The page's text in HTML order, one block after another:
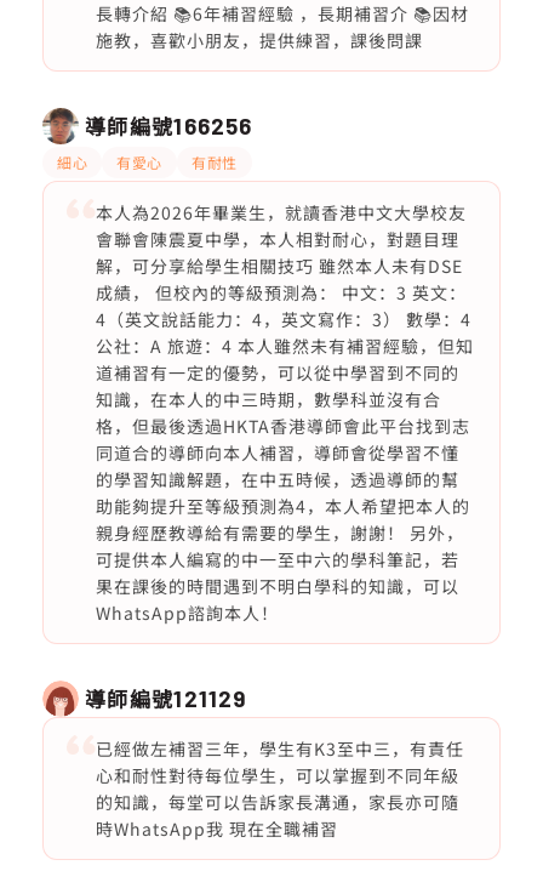
長轉介紹 📚6年補習經驗 ，長期補習介 📚因材
施教，喜歡小朋友，提供練習，課後問課
導師編號166256
細心 有愛心 有耐性
本人為2026年畢業生，就讀香港中文大學校友
會聯會陳震夏中學，本人相對耐心，對題目理
解，可分享給學生相關技巧 雖然本人未有DSE
成績， 但校內的等級預測為： 中文：3 英文：
4（英文說話能力：4，英文寫作：3） 數學：4
公社：A 旅遊：4 本人雖然未有補習經驗，但知
道補習有一定的優勢，可以從中學習到不同的
知識，在本人的中三時期，數學科並沒有合
格，但最後透過HKTA香港導師會此平台找到志
同道合的導師向本人補習，導師會從學習不懂
的學習知識解題，在中五時候，透過導師的幫
助能夠提升至等級預測為4，本人希望把本人的
親身經歷教導給有需要的學生，謝謝！ 另外，
可提供本人編寫的中一至中六的學科筆記，若
果在課後的時間遇到不明白學科的知識，可以
WhatsApp諮詢本人！
導師編號121129
已經做左補習三年，學生有K3至中三，有責任
心和耐性對待每位學生，可以掌握到不同年級
的知識，每堂可以告訴家長溝通，家長亦可隨
時WhatsApp我 現在全職補習